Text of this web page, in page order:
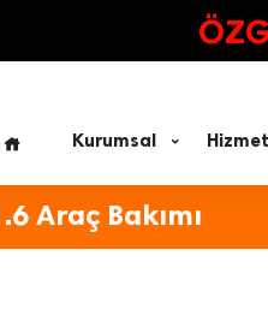
Kurumsal
Araç Bakımı